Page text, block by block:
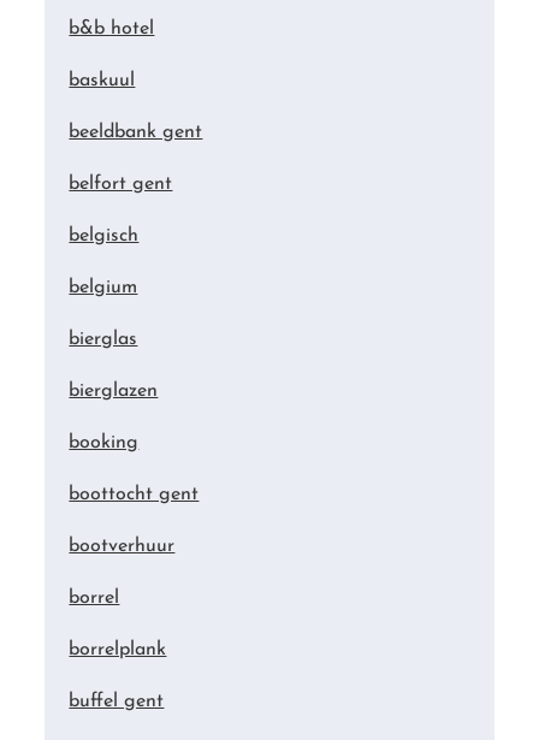
b&b hotel
baskuul
beeldbank gent
belfort gent
belgisch
belgium
bierglas
bierglazen
booking
boottocht gent
bootverhuur
borrel
borrelplank
buffel gent